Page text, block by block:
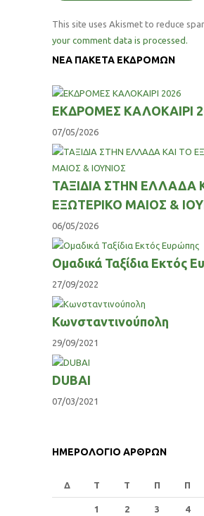
This site uses Akismet to reduce
your comment data is processed.
ΝΕΑ ΠΑΚΕΤΑ ΕΚΔΡΟΜΩΝ
ΕΚΔΡΟΜΕΣ ΚΑΛΟΚΑΙΡΙ
07/05/2026
ΤΑΞΙΔΙΑ ΣΤΗΝ ΕΛΛΑΔΑ
ΕΞΩΤΕΡΙΚΟ ΜΑΙΟΣ &
06/05/2026
Ομαδικά Ταξίδια Εκτός
27/09/2022
Κωνσταντινούπολη
29/09/2021
DUBAI
07/03/2021
ΗΜΕΡΟΛΟΓΙΟ ΑΡΘΡΩΝ
Δ Τ Τ Π Π
1 2 3 4